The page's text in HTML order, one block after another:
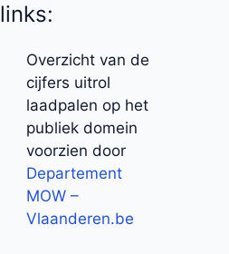
links:
Overzicht van de
cijfers uitrol
laadpalen op het
publiek domein
voorzien door
Departement
MOW –
Vlaanderen.be